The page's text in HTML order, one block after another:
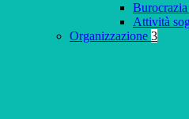
Attività
Organizzazione 3